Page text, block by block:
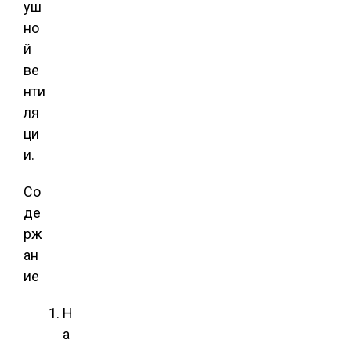
уш
но
й
ве
нти
ля
ци
и.
Со
де
рж
ан
ие
Н
а